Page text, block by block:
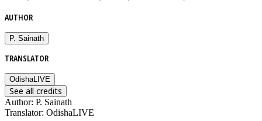
AUTHOR
P. Sainath
TRANSLATOR
OdishaLIVE
See all credits
Author: P. Sainath
Translator: OdishaLIVE